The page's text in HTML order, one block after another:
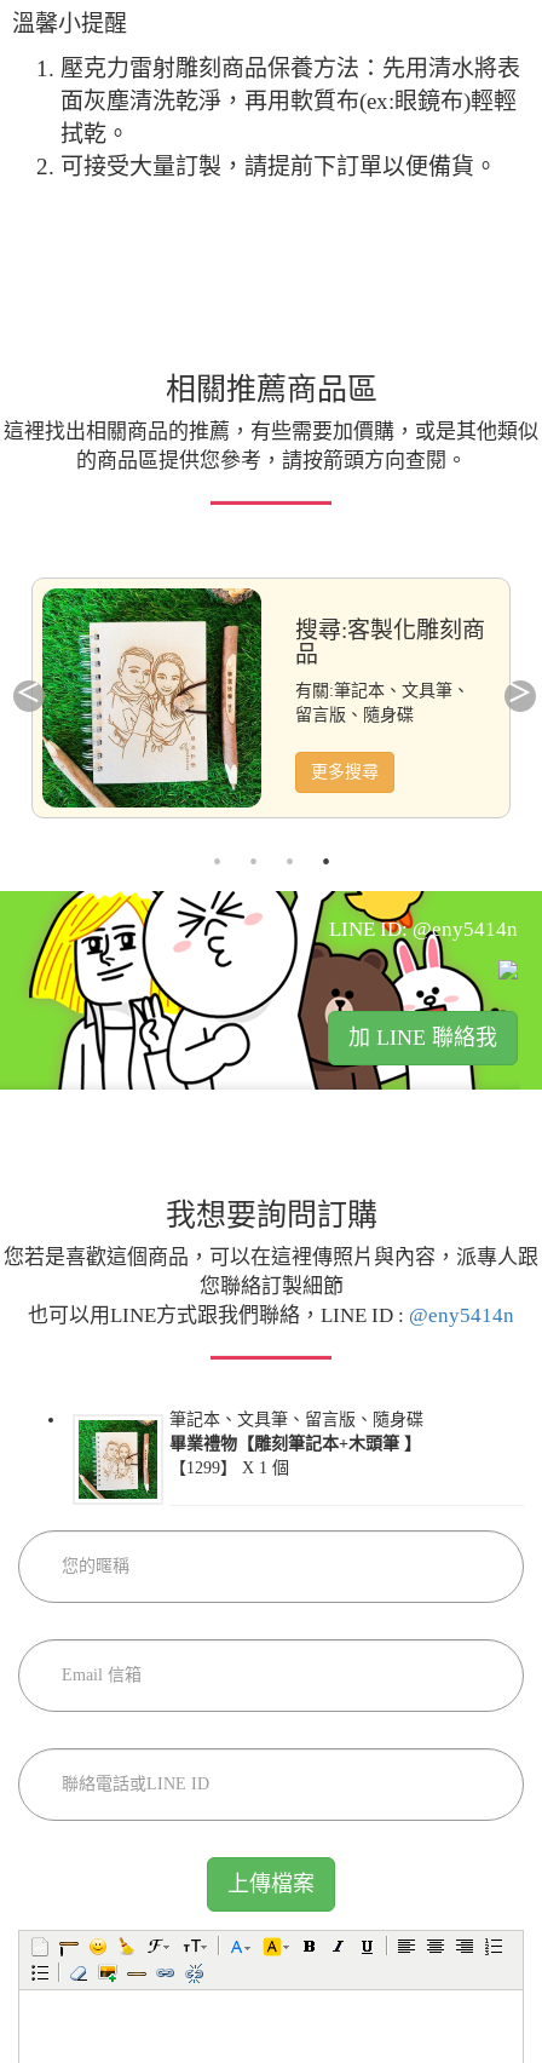
溫馨小提醒
壓克力雷射雕刻商品保養方法：先用清水將表
面灰塵清洗乾淨，再用軟質布(ex:眼鏡布)輕輕
拭乾。
可接受大量訂製，請提前下訂單以便備貨。
相關推薦商品區
這裡找出相關商品的推薦，有些需要加價購，或是其他類似
的商品區提供您參考，請按箭頭方向查閱。
搜尋:客製化雕刻商
品
有關:筆記本、文具筆、
留言版、隨身碟
更多搜尋
LINE ID: @eny5414n
加 LINE 聯絡我
我想要詢問訂購
您若是喜歡這個商品，可以在這裡傳照片與內容，派專人跟
您聯絡訂製細節
也可以用LINE方式跟我們聯絡，LINE ID : @eny5414n
筆記本、文具筆、留言版、隨身碟
畢業禮物【雕刻筆記本+木頭筆 】
【1299】 X 1 個